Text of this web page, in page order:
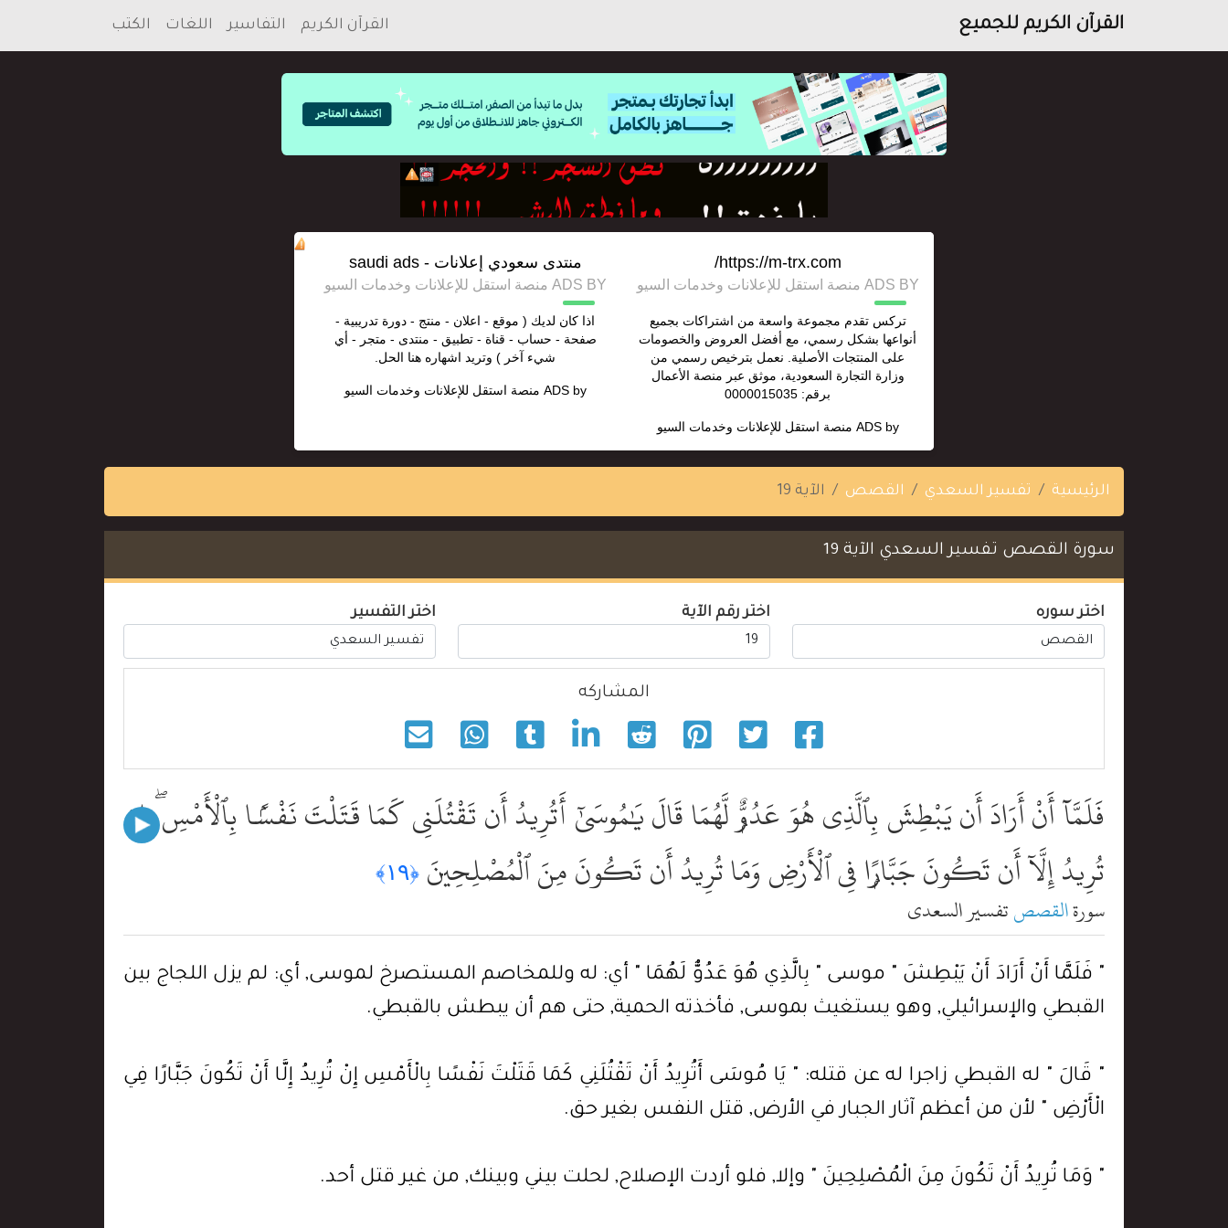
القرآن الكريم للجميع القرآن الكريم التفاسير اللغات الكتب
https://m-trx.com/
ADS BY منصة استقل للإعلانات وخدمات السيو
تركس تقدم مجموعة واسعة من اشتراكات بجميع
أنواعها بشكل رسمي، مع أفضل العروض والخصومات
على المنتجات الأصلية. نعمل بترخيص رسمي من
وزارة التجارة السعودية، موثق عبر منصة الأعمال
برقم: 0000015035
ADS by منصة استقل للإعلانات وخدمات السيو
منتدى سعودي إعلانات - saudi ads
ADS BY منصة استقل للإعلانات وخدمات السيو
اذا كان لديك ( موقع - اعلان - منتج - دورة تدريبية -
صفحة - حساب - قناة - تطبيق - منتدى - متجر - أي
شيء آخر ) وتريد اشهاره هنا الحل.
ADS by منصة استقل للإعلانات وخدمات السيو
الرئيسية تفسير السعدي القصص الآية 19
سورة القصص تفسير السعدي الآية 19
اختر سوره اختر رقم الآية اختر التفسير
المشاركه
فَلَمَّآ أَنْ أَرَادَ أَن يَبْطِشَ بِٱلَّذِى هُوَ عَدُوٌّۭ لَّهُمَا قَالَ يَٰمُوسَىٰٓ أَتُرِيدُ أَن تَقْتُلَنِى كَمَا قَتَلْتَ نَفْسًۢا بِٱلْأَمْسِ ۖ إِن
تُرِيدُ إِلَّآ أَن تَكُونَ جَبَّارًۭا فِى ٱلْأَرْضِ وَمَا تُرِيدُ أَن تَكُونَ مِنَ ٱلْمُصْلِحِينَ ﴿١٩﴾
سورةالقصصتفسير السعدي
" فَلَمَّا أَنْ أَرَادَ أَنْ يَبْطِشَ " موسى " بِالَّذِي هُوَ عَدُوٌّ لَهُمَا " أي: له وللمخاصم المستصرخ لموسى, أي: لم يزل اللجاج بين
القبطي والإسرائيلي, وهو يستغيث بموسى, فأخذته الحمية, حتى هم أن يبطش بالقبطي.
" قَالَ " له القبطي زاجرا له عن قتله: " يَا مُوسَى أَتُرِيدُ أَنْ تَقْتُلَنِي كَمَا قَتَلْتَ نَفْسًا بِالْأَمْسِ إِنْ تُرِيدُ إِلَّا أَنْ تَكُونَ جَبَّارًا فِي
الْأَرْضِ " لأن من أعظم آثار الجبار في الأرض, قتل النفس بغير حق.
" وَمَا تُرِيدُ أَنْ تَكُونَ مِنَ الْمُصْلِحِينَ " وإلا, فلو أردت الإصلاح, لحلت بيني وبينك, من غير قتل أحد.